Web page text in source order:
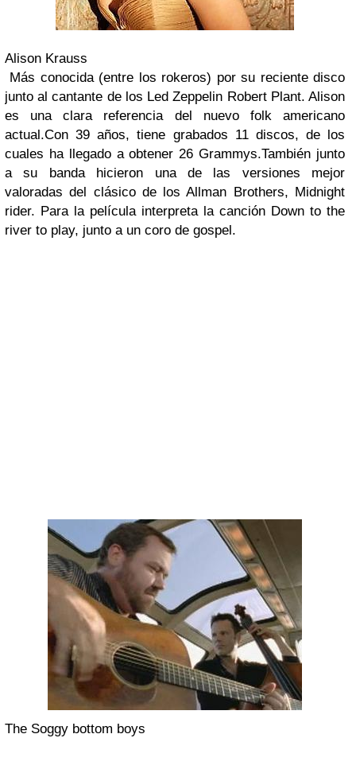
Alison Krauss
Más conocida (entre los rokeros) por su reciente disco
junto al cantante de los Led Zeppelin Robert Plant. Alison
es una clara referencia del nuevo folk americano
actual.Con 39 años, tiene grabados 11 discos, de los
cuales ha llegado a obtener 26 Grammys.También junto
a su banda hicieron una de las versiones mejor
valoradas del clásico de los Allman Brothers, Midnight
rider. Para la película interpreta la canción Down to the
river to play, junto a un coro de gospel.
The Soggy bottom boys